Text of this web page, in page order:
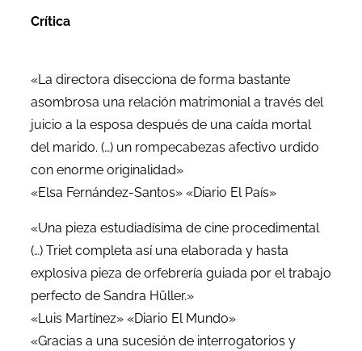
Crítica
«La directora disecciona de forma bastante
asombrosa una relación matrimonial a través del
juicio a la esposa después de una caída mortal
del marido. (…) un rompecabezas afectivo urdido
con enorme originalidad»
«Elsa Fernández-Santos» «Diario El País»
«Una pieza estudiadísima de cine procedimental
(…) Triet completa así una elaborada y hasta
explosiva pieza de orfebrería guiada por el trabajo
perfecto de Sandra Hüller.»
«Luis Martínez» «Diario El Mundo»
«Gracias a una sucesión de interrogatorios y